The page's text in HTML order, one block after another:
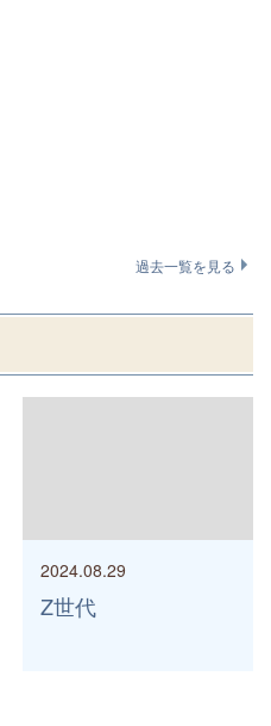
過去一覧を見る
Z世代
2024.08.29